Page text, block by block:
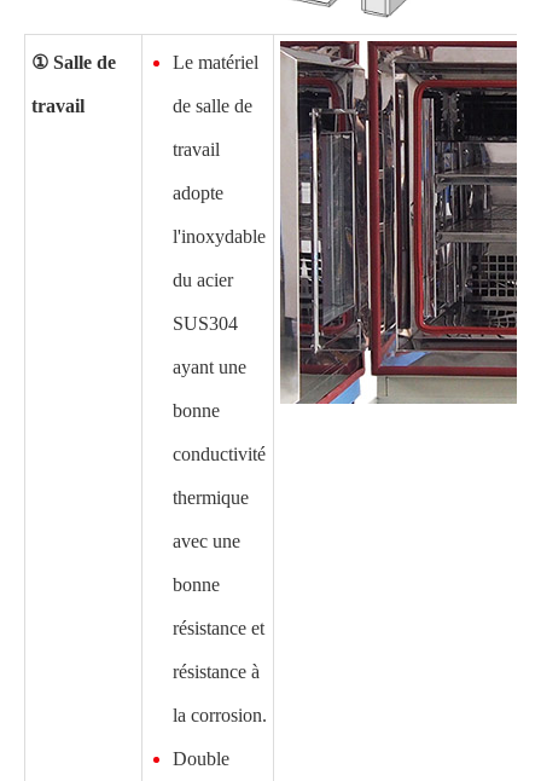
① Salle de
travail
Le matériel
de salle de
travail
adopte
l'inoxydable
du acier
SUS304
ayant une
bonne
conductivité
thermique
avec une
bonne
résistance et
résistance à
la corrosion.
Double